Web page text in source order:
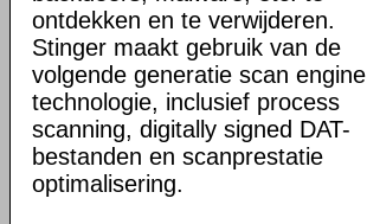
ontdekken en te verwijderen.
Stinger maakt gebruik van de
volgende generatie scan engine
technologie, inclusief process
scanning, digitally signed DAT-
bestanden en scanprestatie
optimalisering.